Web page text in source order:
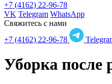
+7 (4162) 22-96-78
VK Telegram WhatsApp
Свяжитесь с нами
+7 (4162) 22-96-78
Уборка после